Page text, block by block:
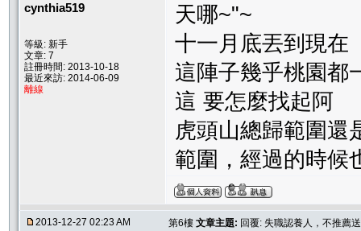
cynthia519
等級: 新手
文章: 7
註冊時間: 2013-10-18
最近來訪: 2014-06-09
離線
天哪~"~
十一月底丟到現在
這陣子幾乎桃園都
這 要怎麼找起阿
虎頭山總歸範圍還
範圍，經過的時候
2013-12-27 02:23 AM 第6樓 文章主題: 回覆: 失職認養人，不推薦